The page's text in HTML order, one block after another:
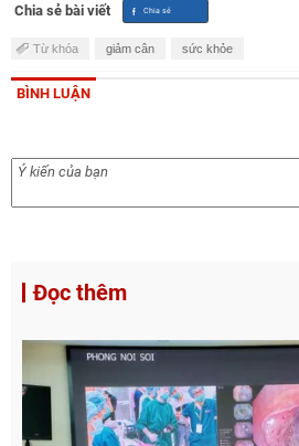
Chia sẻ bài viết
Từ khóa giảm cân sức khỏe
BÌNH LUẬN
Đọc thêm